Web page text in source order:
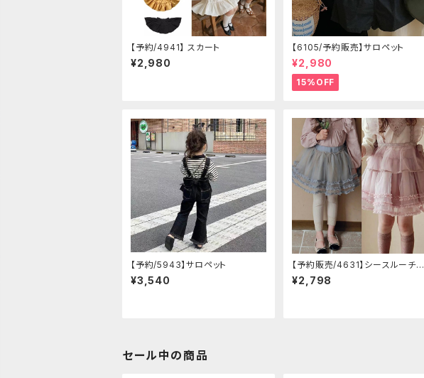
【予約/4941】 スカート
¥2,980
【6105/予約販売】サロペット
¥2,980
15%OFF
【予約/5943】サロペット
¥3,540
【予約販売/4631】シースルーチュ
チュスカート
¥2,798
セール中の商品